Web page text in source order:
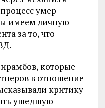
умер
имеем личную
за то, что
которые
в отношение
критику
ушедшую